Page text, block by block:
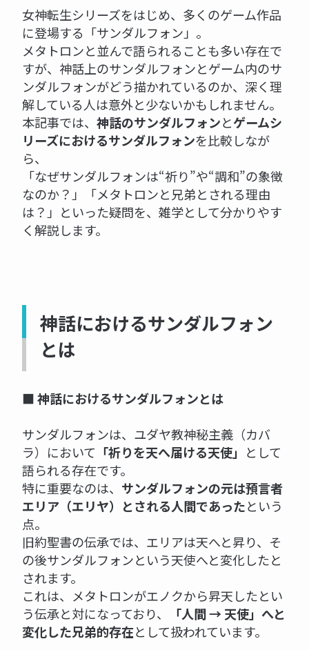
女神転生シリーズをはじめ、多くのゲーム作品
に登場する「サンダルフォン」。
メタトロンと並んで語られることも多い存在で
すが、神話上のサンダルフォンとゲーム内のサ
ンダルフォンがどう描かれているのか、深く理
解している人は意外と少ないかもしれません。
本記事では、 神話のサンダルフォンとゲームシ
リーズにおけるサンダルフォンを比較しなが
ら、
「なぜサンダルフォンは“祈り”や“調和”の象徴
なのか？」「メタトロンと兄弟とされる理由
は？」といった疑問を、雑学として分かりやす
く解説します。
神話におけるサンダルフォン
とは
■ 神話におけるサンダルフォンとは
サンダルフォンは、ユダヤ教神秘主義（カバ
ラ）において 「祈りを天へ届ける天使」 として
語られる存在です。
特に重要なのは、 サンダルフォンの元は預言者
エリア（エリヤ）とされる人間であったという
点。
旧約聖書の伝承では、エリアは天へと昇り、そ
の後サンダルフォンという天使へと変化したと
されます。
これは、メタトロンがエノクから昇天したとい
う伝承と対になっており、
「人間 → 天使」へと
変化した兄弟的存在として扱われています。